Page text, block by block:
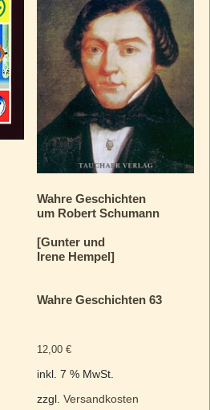
Wahre Geschichten
um Robert Schumann
[Gunter und
Irene Hempel]
Wahre Geschichten 63
12,00€
inkl. 7 % MwSt.
zzgl.Versandkosten